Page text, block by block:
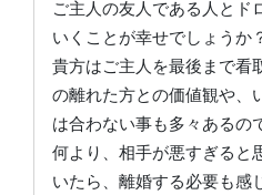
ご主人の友人である人とド
いくことが幸せでしょうか
貴方はご主人を最後まで看
の離れた方との価値観や、
は合わない事も多々あるの
何より、相手が悪すぎると
いたら、離婚する必要も感